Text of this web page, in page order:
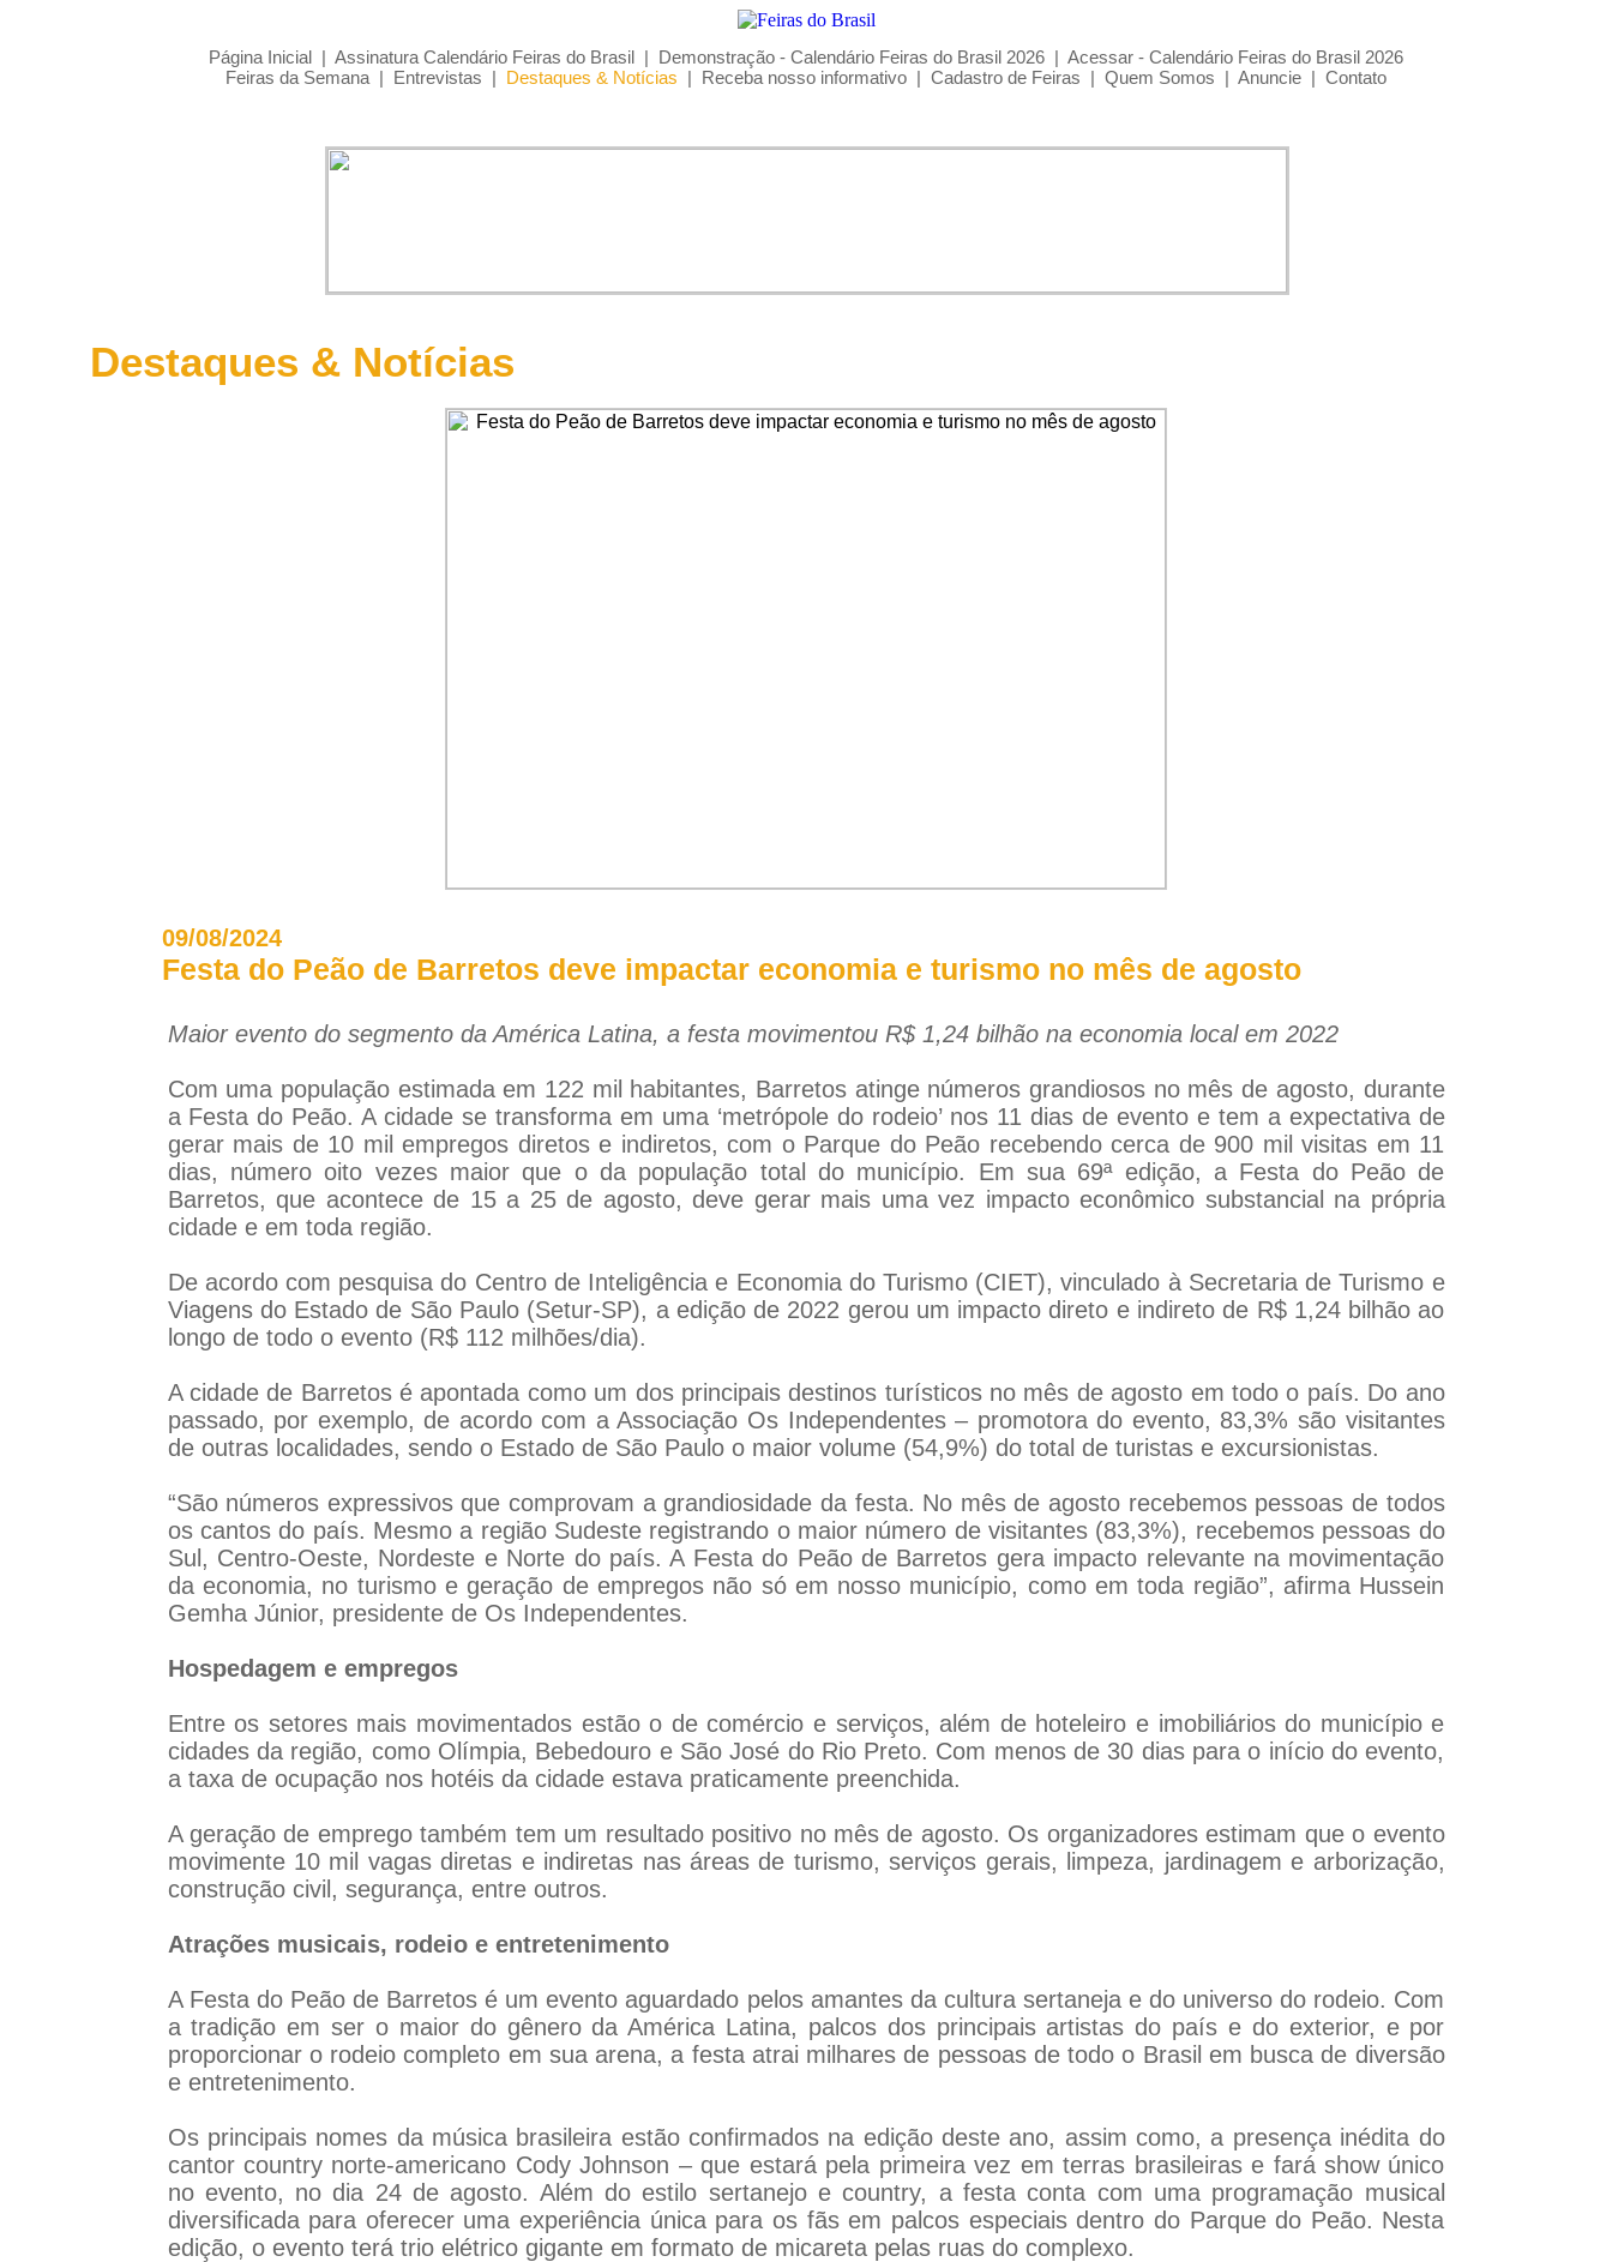
Página Inicial | Assinatura Calendário Feiras do Brasil | Demonstração - Calendário Feiras do Brasil 2026 | Acessar - Calendário Feiras do Brasil 2026
Feiras da Semana | Entrevistas | Destaques & Notícias | Receba nosso informativo | Cadastro de Feiras | Quem Somos | Anuncie | Contato
Destaques & Notícias
09/08/2024
Festa do Peão de Barretos deve impactar economia e turismo no mês de agosto
Maior evento do segmento da América Latina, a festa movimentou R$ 1,24 bilhão na economia local em 2022
Com uma população estimada em 122 mil habitantes, Barretos atinge números grandiosos no mês de agosto, durante
a Festa do Peão. A cidade se transforma em uma ‘metrópole do rodeio’ nos 11 dias de evento e tem a expectativa de
gerar mais de 10 mil empregos diretos e indiretos, com o Parque do Peão recebendo cerca de 900 mil visitas em 11
dias, número oito vezes maior que o da população total do município. Em sua 69ª edição, a Festa do Peão de
Barretos, que acontece de 15 a 25 de agosto, deve gerar mais uma vez impacto econômico substancial na própria
cidade e em toda região.
De acordo com pesquisa do Centro de Inteligência e Economia do Turismo (CIET), vinculado à Secretaria de Turismo e
Viagens do Estado de São Paulo (Setur-SP), a edição de 2022 gerou um impacto direto e indireto de R$ 1,24 bilhão ao
longo de todo o evento (R$ 112 milhões/dia).
A cidade de Barretos é apontada como um dos principais destinos turísticos no mês de agosto em todo o país. Do ano
passado, por exemplo, de acordo com a Associação Os Independentes – promotora do evento, 83,3% são visitantes
de outras localidades, sendo o Estado de São Paulo o maior volume (54,9%) do total de turistas e excursionistas.
“São números expressivos que comprovam a grandiosidade da festa. No mês de agosto recebemos pessoas de todos
os cantos do país. Mesmo a região Sudeste registrando o maior número de visitantes (83,3%), recebemos pessoas do
Sul, Centro-Oeste, Nordeste e Norte do país. A Festa do Peão de Barretos gera impacto relevante na movimentação
da economia, no turismo e geração de empregos não só em nosso município, como em toda região”, afirma Hussein
Gemha Júnior, presidente de Os Independentes.
Hospedagem e empregos
Entre os setores mais movimentados estão o de comércio e serviços, além de hoteleiro e imobiliários do município e
cidades da região, como Olímpia, Bebedouro e São José do Rio Preto. Com menos de 30 dias para o início do evento,
a taxa de ocupação nos hotéis da cidade estava praticamente preenchida.
A geração de emprego também tem um resultado positivo no mês de agosto. Os organizadores estimam que o evento
movimente 10 mil vagas diretas e indiretas nas áreas de turismo, serviços gerais, limpeza, jardinagem e arborização,
construção civil, segurança, entre outros.
Atrações musicais, rodeio e entretenimento
A Festa do Peão de Barretos é um evento aguardado pelos amantes da cultura sertaneja e do universo do rodeio. Com
a tradição em ser o maior do gênero da América Latina, palcos dos principais artistas do país e do exterior, e por
proporcionar o rodeio completo em sua arena, a festa atrai milhares de pessoas de todo o Brasil em busca de diversão
e entretenimento.
Os principais nomes da música brasileira estão confirmados na edição deste ano, assim como, a presença inédita do
cantor country norte-americano Cody Johnson – que estará pela primeira vez em terras brasileiras e fará show único
no evento, no dia 24 de agosto. Além do estilo sertanejo e country, a festa conta com uma programação musical
diversificada para oferecer uma experiência única para os fãs em palcos especiais dentro do Parque do Peão. Nesta
edição, o evento terá trio elétrico gigante em formato de micareta pelas ruas do complexo.